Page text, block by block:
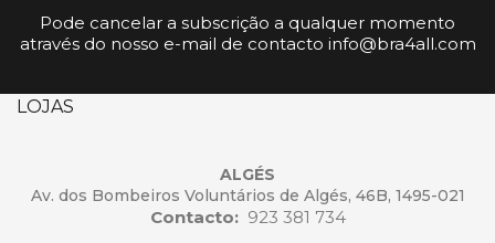
Pode cancelar a subscrição a qualquer momento
através do nosso e-mail de contacto info@bra4all.com
LOJAS
ALGÉS
Av. dos Bombeiros Voluntários de Algés, 46B, 1495-021
Contacto: 923 381 734